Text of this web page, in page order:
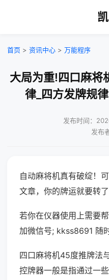
首页 > 资讯中心 > 万能程序
大局为重!四口麻将
律_四方发牌规
发布时间：
发布
自动麻将机真有破绽！
文章，你的牌运就要转了
若你在仪器使用上需要
加微信号; kkss8691 随
四口麻将机45度推牌法
控牌器一般是指通过一